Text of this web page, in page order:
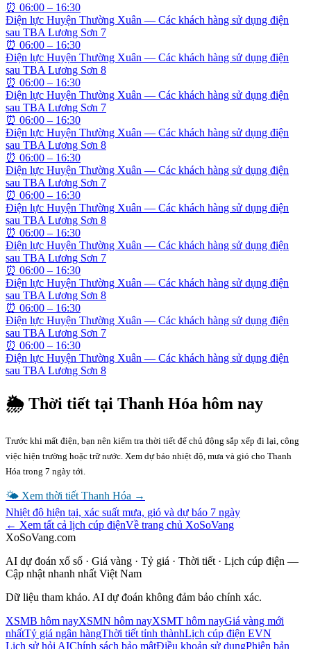
⏰ 06:00 – 16:30
Điện lực Huyện Thường Xuân — Các khách hàng sử dụng điện
sau TBA Lương Sơn 7
⏰ 06:00 – 16:30
Điện lực Huyện Thường Xuân — Các khách hàng sử dụng điện
sau TBA Lương Sơn 8
⏰ 06:00 – 16:30
Điện lực Huyện Thường Xuân — Các khách hàng sử dụng điện
sau TBA Lương Sơn 7
⏰ 06:00 – 16:30
Điện lực Huyện Thường Xuân — Các khách hàng sử dụng điện
sau TBA Lương Sơn 8
⏰ 06:00 – 16:30
Điện lực Huyện Thường Xuân — Các khách hàng sử dụng điện
sau TBA Lương Sơn 7
⏰ 06:00 – 16:30
Điện lực Huyện Thường Xuân — Các khách hàng sử dụng điện
sau TBA Lương Sơn 8
⏰ 06:00 – 16:30
Điện lực Huyện Thường Xuân — Các khách hàng sử dụng điện
sau TBA Lương Sơn 7
⏰ 06:00 – 16:30
Điện lực Huyện Thường Xuân — Các khách hàng sử dụng điện
sau TBA Lương Sơn 8
⏰ 06:00 – 16:30
Điện lực Huyện Thường Xuân — Các khách hàng sử dụng điện
sau TBA Lương Sơn 7
⏰ 06:00 – 16:30
Điện lực Huyện Thường Xuân — Các khách hàng sử dụng điện
sau TBA Lương Sơn 8
🌦 Thời tiết tại Thanh Hóa hôm nay
Trước khi mất điện, bạn nên kiểm tra thời tiết để chủ động sắp xếp đi lại, công
việc hiện trường hoặc trữ nước. Xem dự báo nhiệt độ, mưa và gió cho Thanh
Hóa trong 7 ngày tới.
🌤 Xem thời tiết Thanh Hóa →
Nhiệt độ hiện tại, xác suất mưa, gió và dự báo 7 ngày
← Xem tất cả lịch cúp điệnVề trang chủ XoSoVang
XoSoVang.com
AI dự đoán xổ số · Giá vàng · Tỷ giá · Thời tiết · Lịch cúp điện —
Cập nhật nhanh nhất Việt Nam
Dữ liệu tham khảo. AI dự đoán không đảm bảo chính xác.
XSMB hôm nayXSMN hôm nayXSMT hôm nayGiá vàng mới
nhấtTỷ giá ngân hàngThời tiết tỉnh thànhLịch cúp điện EVN
Lịch sử hỏi AIChính sách bảo mậtĐiều khoản sử dụngPhiên bản